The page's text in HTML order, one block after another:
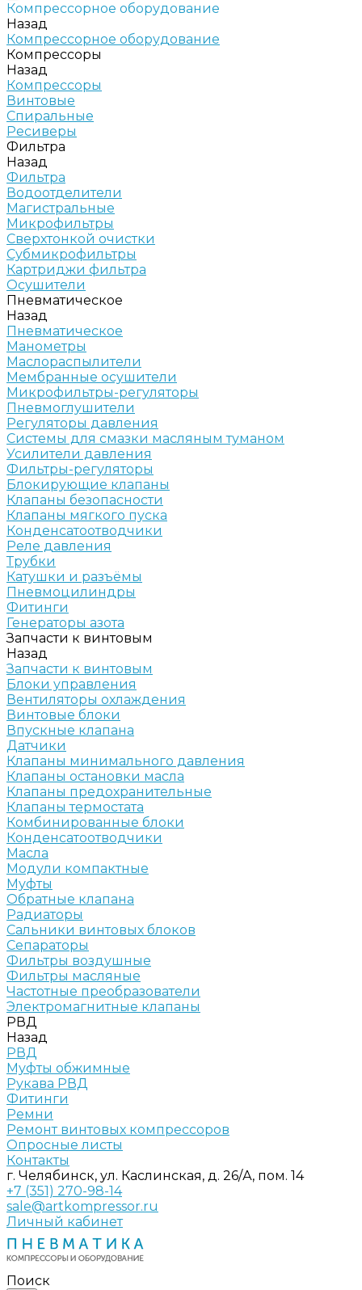
Компрессорное оборудование
Назад
Компрессорное оборудование
Компрессоры
Назад
Компрессоры
Винтовые
Спиральные
Ресиверы
Фильтра
Назад
Фильтра
Водоотделители
Магистральные
Микрофильтры
Сверхтонкой очистки
Субмикрофильтры
Картриджи фильтра
Осушители
Пневматическое
Назад
Пневматическое
Манометры
Маслораспылители
Мембранные осушители
Микрофильтры-регуляторы
Пневмоглушители
Регуляторы давления
Системы для смазки масляным туманом
Усилители давления
Фильтры-регуляторы
Блокирующие клапаны
Клапаны безопасности
Клапаны мягкого пуска
Конденсатоотводчики
Реле давления
Трубки
Катушки и разъёмы
Пневмоцилиндры
Фитинги
Генераторы азота
Запчасти к винтовым
Назад
Запчасти к винтовым
Блоки управления
Вентиляторы охлаждения
Винтовые блоки
Впускные клапана
Датчики
Клапаны минимального давления
Клапаны остановки масла
Клапаны предохранительные
Клапаны термостата
Комбинированные блоки
Конденсатоотводчики
Масла
Модули компактные
Муфты
Обратные клапана
Радиаторы
Сальники винтовых блоков
Сепараторы
Фильтры воздушные
Фильтры масляные
Частотные преобразователи
Электромагнитные клапаны
РВД
Назад
РВД
Муфты обжимные
Рукава РВД
Фитинги
Ремни
Ремонт винтовых компрессоров
Опросные листы
Контакты
г. Челябинск, ул. Каслинская, д. 26/А, пом. 14
+7 (351) 270-98-14
sale@artkompressor.ru
Личный кабинет
Поиск